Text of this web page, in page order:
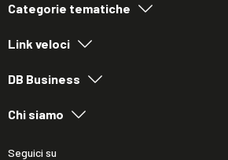
Categorie tematiche
Link veloci
DB Business
Chi siamo
Seguici su